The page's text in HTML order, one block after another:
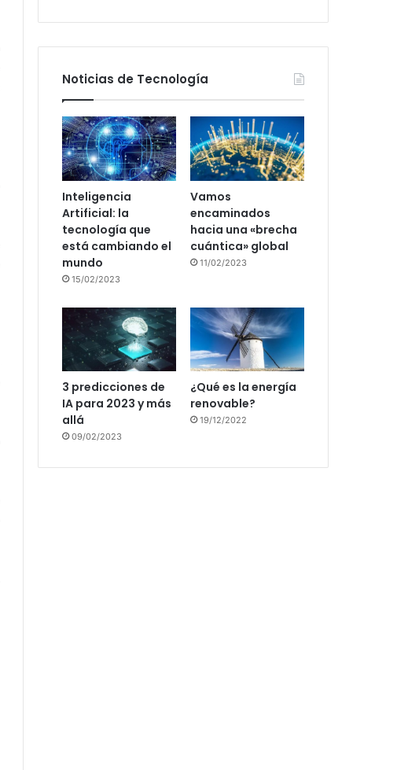
Noticias de Tecnología
Inteligencia
Artificial: la
tecnología que
está cambiando el
mundo
15/02/2023
Vamos
encaminados
hacia una «brecha
cuántica» global
11/02/2023
3 predicciones de
IA para 2023 y más
allá
09/02/2023
¿Qué es la energía
renovable?
19/12/2022